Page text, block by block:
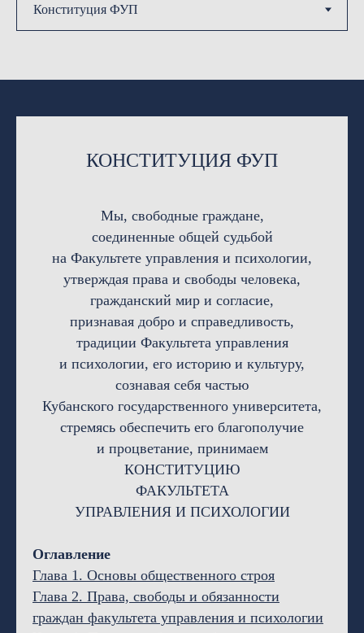
КОНСТИТУЦИЯ ФУП
Мы, свободные граждане,
соединенные общей судьбой
на Факультете управления и психологии,
утверждая права и свободы человека,
гражданский мир и согласие,
признавая добро и справедливость,
традиции Факультета управления
и психологии, его историю и культуру,
сознавая себя частью
Кубанского государственного университета,
стремясь обеспечить его благополучие
и процветание, принимаем
КОНСТИТУЦИЮ
ФАКУЛЬТЕТА
УПРАВЛЕНИЯ И ПСИХОЛОГИИ
Оглавление
Глава 1. Основы общественного строя
Глава 2. Права, свободы и обязанности
граждан факультета управления и психологии